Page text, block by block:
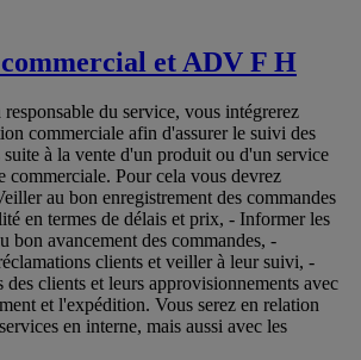
et ADV F H
responsable du service, vous intégrerez
commerciale afin d'assurer le suivi des
à la vente d'un produit ou d'un service
commerciale. Pour cela vous devrez
au bon enregistrement des commandes
en termes de délais et prix, - Informer les
bon avancement des commandes, -
clients et veiller à leur suivi, -
des clients et leurs approvisionnements avec
et l'expédition. Vous serez en relation
en interne, mais aussi avec les